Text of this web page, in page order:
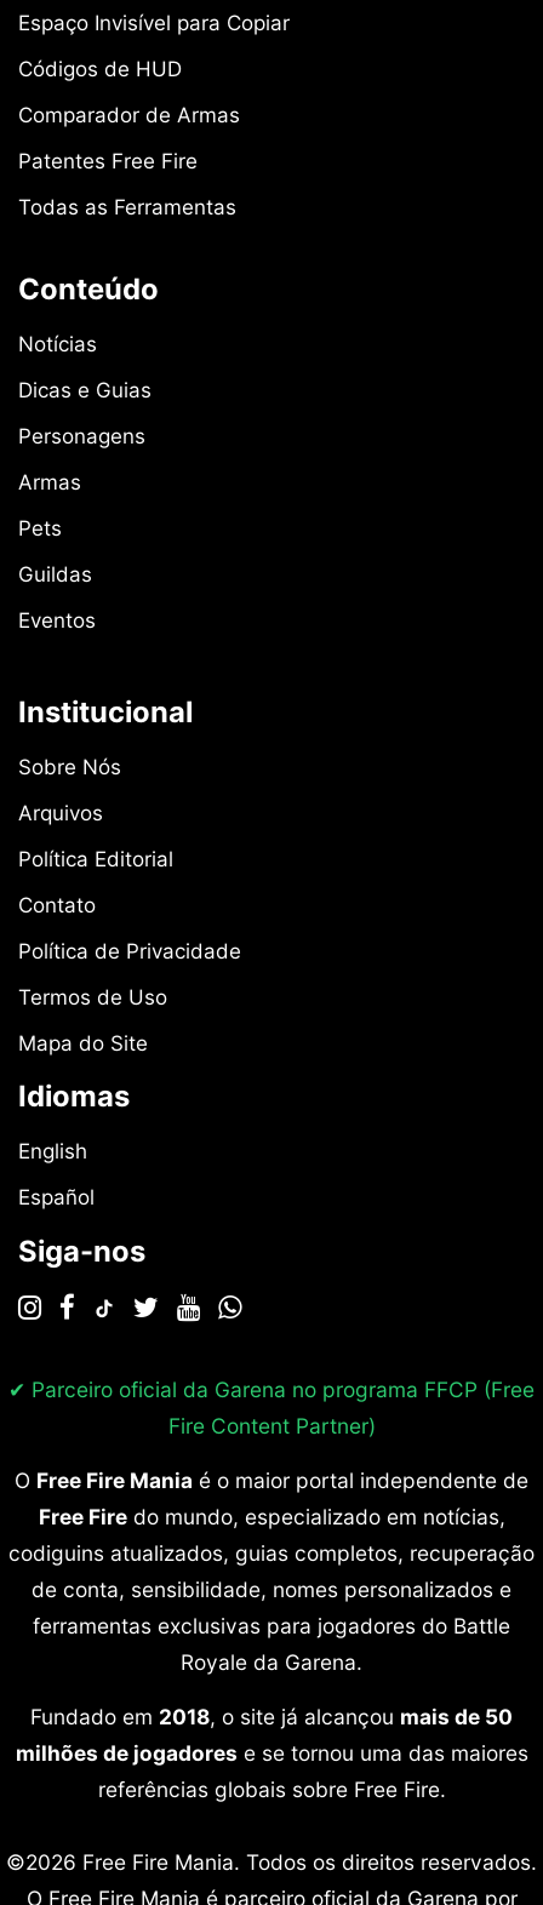
Espaço Invisível para Copiar
Códigos de HUD
Comparador de Armas
Patentes Free Fire
Todas as Ferramentas
Conteúdo
Notícias
Dicas e Guias
Personagens
Armas
Pets
Guildas
Eventos
Institucional
Sobre Nós
Arquivos
Política Editorial
Contato
Política de Privacidade
Termos de Uso
Mapa do Site
Idiomas
English
Español
Siga-nos
✔ Parceiro oficial da Garena no programa FFCP (Free
Fire Content Partner)
O Free Fire Mania é o maior portal independente de
Free Firedo mundo, especializado em notícias,
codiguins atualizados, guias completos, recuperação
de conta, sensibilidade, nomes personalizados e
ferramentas exclusivas para jogadores do Battle
Royale da Garena.
Fundado em 2018, o site já alcançou mais de 50
milhões de jogadores e se tornou uma das maiores
referências globais sobre Free Fire.
©2026 Free Fire Mania. Todos os direitos reservados.
O Free Fire Mania é parceiro oficial da Garena por